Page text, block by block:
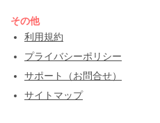
その他
利用規約
プライバシーポリシー
サポート（お問合せ）
サイトマップ